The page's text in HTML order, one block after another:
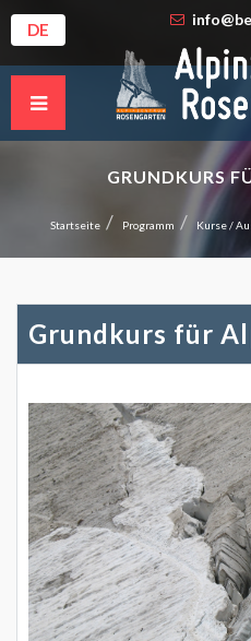
DE
GRUNDKURS
Startseite Programm Kurse /
Grundkurs für